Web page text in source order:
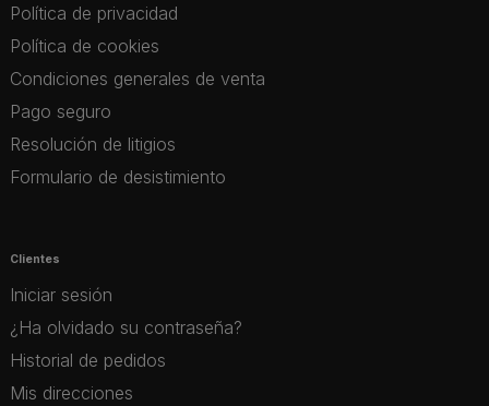
Política de privacidad
Política de cookies
Condiciones generales de venta
Pago seguro
Resolución de litigios
Formulario de desistimiento
Clientes
Iniciar sesión
¿Ha olvidado su contraseña?
Historial de pedidos
Mis direcciones